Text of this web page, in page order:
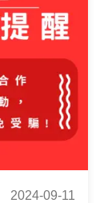
2024-09-11